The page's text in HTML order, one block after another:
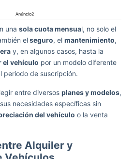
Anúncio2
una sola cuota mensual, no solo el
elseguro, el mantenimiento,
y, en algunos casos, hasta la
el vehículo por un modelo diferente
período de suscripción.
entre diversos planes y modelos,
necesidades específicas sin
del vehículo o la venta
Alquiler y